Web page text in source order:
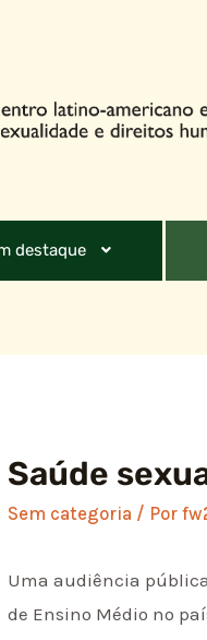
destaque
Saúde
Sem categoria / Por
Uma audiência
de Ensino Médio no